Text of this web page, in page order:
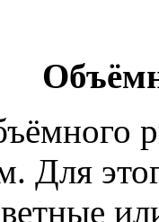
Для